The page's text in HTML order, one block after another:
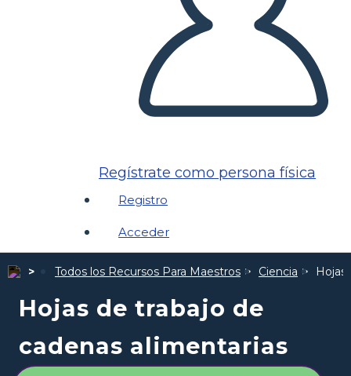
Regístrate como persona física
Registro
Acceder
Todos los Recursos Para Maestros Ciencia Hojas
Hojas de trabajo de
cadenas alimentarias